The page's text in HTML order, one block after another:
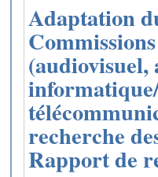
Adaptation
(audiovisuel,
recherche
Rapport de